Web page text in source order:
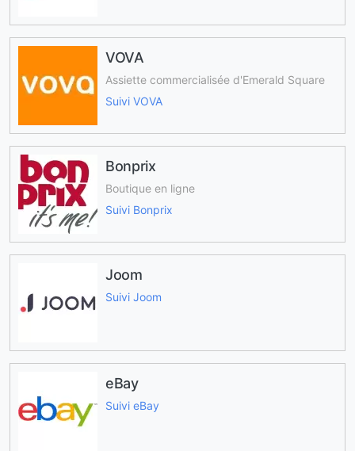
VOVA
Assiette commercialisée d'Emerald Square
Suivi VOVA
Bonprix
Boutique en ligne
Suivi Bonprix
Joom
Suivi Joom
eBay
Suivi eBay